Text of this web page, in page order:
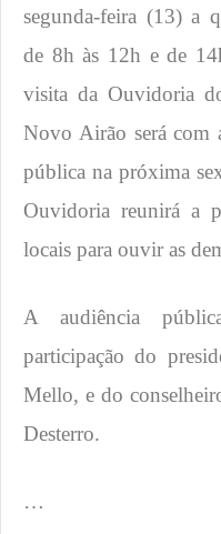
segunda-feira (13) a
de 8h às 12h e de
visita da Ouvidoria
Novo Airão será com
pública na próxima
Ouvidoria reunirá a
locais para ouvir as
A audiência
participação do
Mello, e do
Desterro.
…